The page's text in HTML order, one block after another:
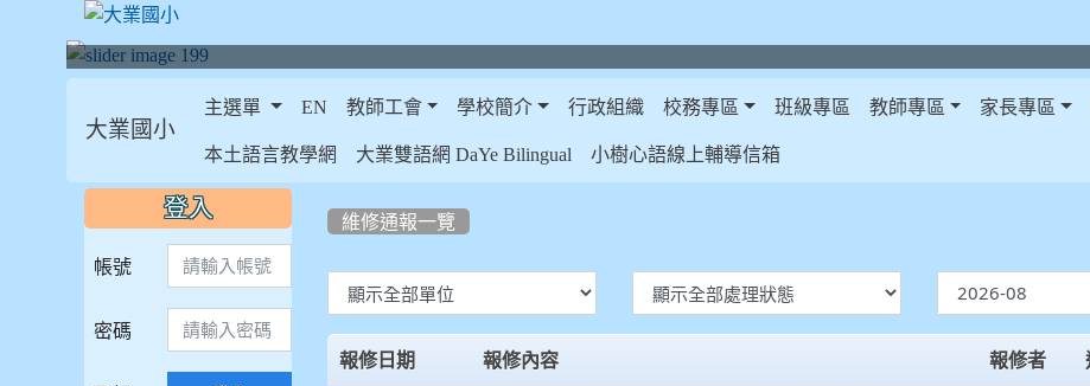
大業國小
主選單 EN 教師工會 學校簡介 行政組織 校務專區 班級專區 教師專區 家長專區
本土語言教學網 大業雙語網 DaYe Bilingual 小樹心語線上輔導信箱
維修通報一覽
List Repair
報修日期 報修內容 報修者
::: 登入
帳號
密碼